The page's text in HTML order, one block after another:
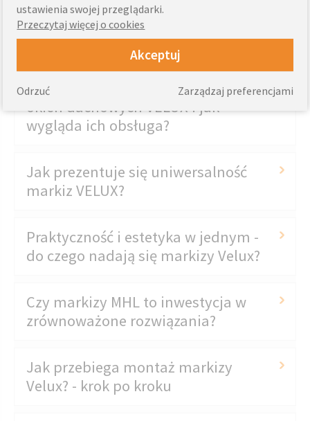
Dlaczego warto wybrać markizy
VELUX?
Jak szeroki jest wachlarz modeli
okien dachowych VELUX i jak
wygląda ich obsługa?
Jak prezentuje się uniwersalność
markiz VELUX?
Praktyczność i estetyka w jednym -
do czego nadają się markizy Velux?
Czy markizy MHL to inwestycja w
zrównoważone rozwiązania?
Jak przebiega montaż markizy
Velux? - krok po kroku
ustawienia swojej przeglądarki.
Przeczytaj więcej o cookies
Akceptuj
Zarządzaj preferencjami
Odrzuć